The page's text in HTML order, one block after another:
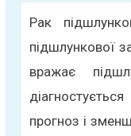
Рак
підшлункової
вражає
прогноз і